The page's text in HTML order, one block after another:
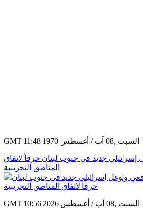
GMT 11:48 1970 السبت ,08 آب / أغسطس
جديد في جنوب لبنان خرقاً لاتفاق
المناطق التجريبية
GMT 10:56 2026 السبت ,08 آب / أغسطس